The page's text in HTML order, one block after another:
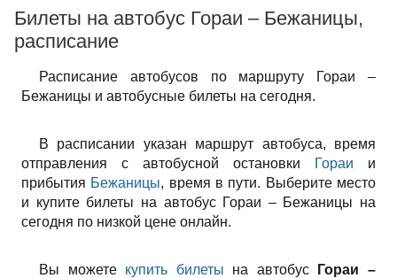
Билеты на автобус Гораи – Бежаницы,
расписание
Расписание автобусов по маршруту Гораи –
Бежаницы и автобусные билеты на сегодня.
В расписании указан маршрут автобуса, время
отправления с автобусной остановки
Гораи и
прибытия Бежаницы, время в пути. Выберите место
и купите билеты на автобус Гораи – Бежаницы на
сегодня по низкой цене онлайн.
Вы можете купить билеты на автобус
Гораи –